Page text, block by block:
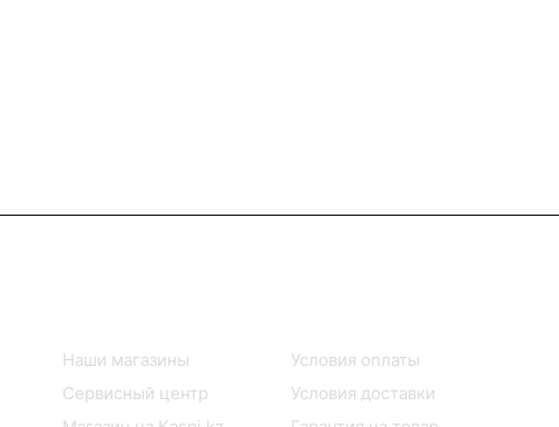
Наши магазины
Сервисный центр
Условия оплаты
Условия доставки